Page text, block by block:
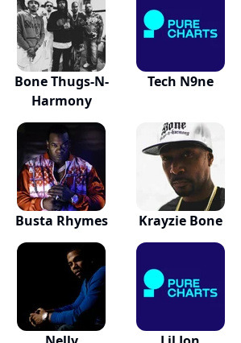
Bone Thugs-N-
Harmony
Tech N9ne
Busta Rhymes Krayzie Bone